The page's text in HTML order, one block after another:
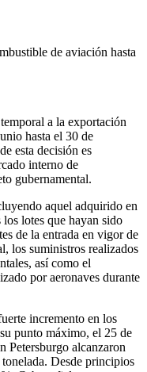
de aviación hasta
a la exportación
hasta el 30 de
esta decisión es
interno de
gubernamental.
aquel adquirido en
los lotes que hayan sido
de la entrada en vigor de
los suministros realizados
así como el
por aeronaves durante
incremento en los
punto máximo, el 25 de
Petersburgo alcanzaron
Desde principios